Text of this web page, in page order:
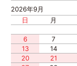
2026年9月
日
月
6
7
13
14
20
21